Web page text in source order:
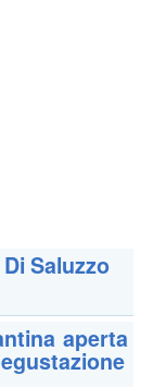
Saluzzo
aperta